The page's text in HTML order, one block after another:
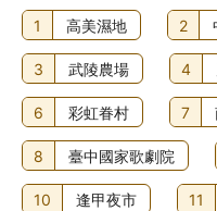
嬰兒床及加床費用不包
費。兒童和加床政策因
店查詢
寵物政策
不可攜帶寵物
其他費用
1 高美濕地 2
3 武陵農場 4
6 彩虹眷村 7
8 臺中國家歌劇院
10 逢甲夜市 11